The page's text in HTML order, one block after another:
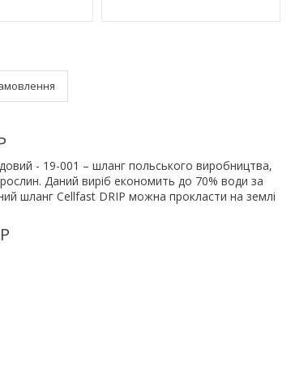
- 19-001 – шланг польського виробництва,
Даний виріб економить до 70% води за
шланг Cellfast DRIP можна прокласти на землі